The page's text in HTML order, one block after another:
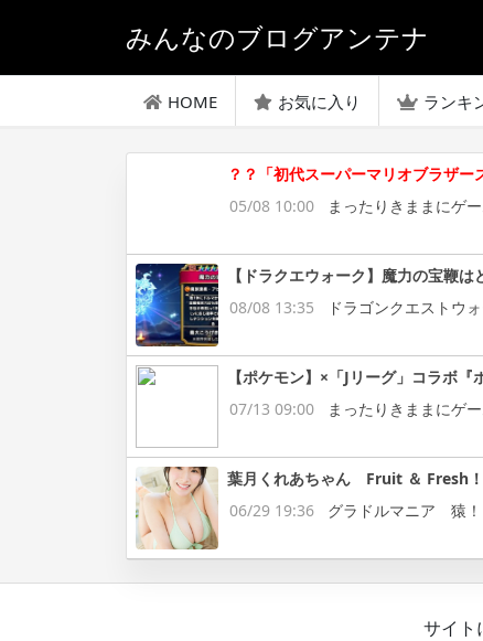
みんなのブログアンテナ
HOME お気に入り ランキ
？？「初代スーパーマリオブラザー
05/08 10:00
まったりきままにゲ
【ドラクエウォーク】魔力の宝鞭
08/08 13:35
ドラゴンクエストウ
【ポケモン】×「Jリーグ」コラボ
07/13 09:00
まったりきままにゲ
葉月くれあちゃん Fruit ＆ Fresh！
06/29 19:36
グラドルマニア 猿！
サイト